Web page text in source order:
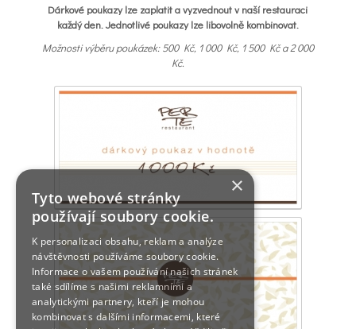
Dárkové poukazy lze zaplatit a vyzvednout v naší restauraci
každý den. Jednotlivé poukazy lze libovolně kombinovat.
Možnosti výběru poukázek: 500 Kč, 1 000 Kč, 1 500 Kč a 2 000
Kč.
×
Tyto webové stránky
používají soubory cookie.
K personalizaci obsahu, reklam a analýze
návštěvnosti používáme soubory cookie.
Informace o vašem používání našich stránek
také sdílíme s našimi reklamními a
analytickými partnery, kteří je mohou
kombinovat s dalšími informacemi, které